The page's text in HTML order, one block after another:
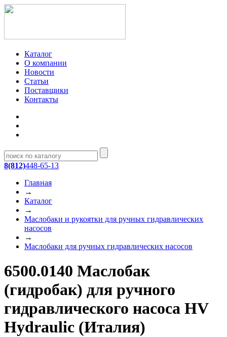
Каталог
О компании
Новости
Статьи
Поставщики
Контакты
8(812)448-65-13
Главная
→
Каталог
→
Маслобаки и рукоятки для ручных гидравлических
насосов
→
Маслобаки для ручных гидравлических насосов
6500.0140 Маслобак
(гидробак) для ручного
гидравлического насоса HV
Hydraulic (Италия)